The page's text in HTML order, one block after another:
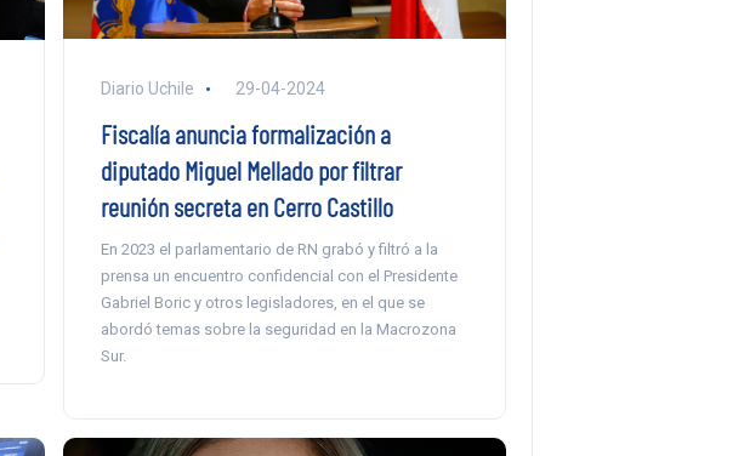
Diario Uchile 29-04-2024
Fiscalía anuncia formalización a
diputado Miguel Mellado por filtrar
reunión secreta en Cerro Castillo
En 2023 el parlamentario de RN grabó y filtró a la
prensa un encuentro confidencial con el Presidente
Gabriel Boric y otros legisladores, en el que se
abordó temas sobre la seguridad en la Macrozona
Sur.